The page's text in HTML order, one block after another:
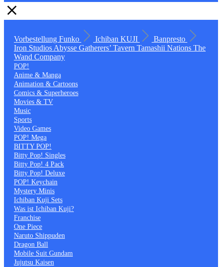
Vorbestellung Funko Ichiban KUJI
Banpresto
Iron Studios Abysse Gatherers’ Tavern Tamashii Nations The
Wand Company
POP!
Anime & Manga
Animation & Cartoons
Comics & Superheroes
Movies & TV
Music
Sports
Video Games
POP! Mega
BITTY POP!
Bitty Pop! Singles
Bitty Pop! 4 Pack
Bitty Pop! Deluxe
POP! Keychain
Mystery Minis
Ichiban Kuji Sets
Was ist Ichiban Kuji?
Franchise
One Piece
Naruto Shippuden
Dragon Ball
Mobile Suit Gundam
Jujutsu Kaisen